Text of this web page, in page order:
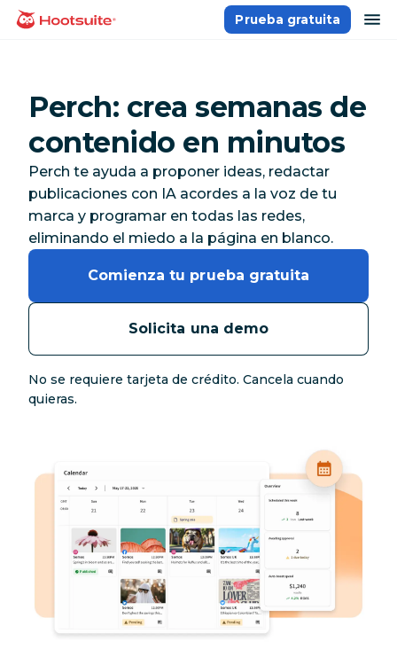
Saltar
Página principal
Prueba gratuita
Perch: crea semanas de
contenido en minutos
Perch te ayuda a proponer ideas, redactar
publicaciones con IA acordes a la voz de tu
marca y programar en todas las redes,
eliminando el miedo a la página en blanco.
Comienza tu prueba gratuita
Solicita una demo
No se requiere tarjeta de crédito. Cancela cuando
quieras.